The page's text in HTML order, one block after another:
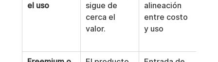
el uso
sigue de
cerca el
valor.
alineación
entre costo
y uso